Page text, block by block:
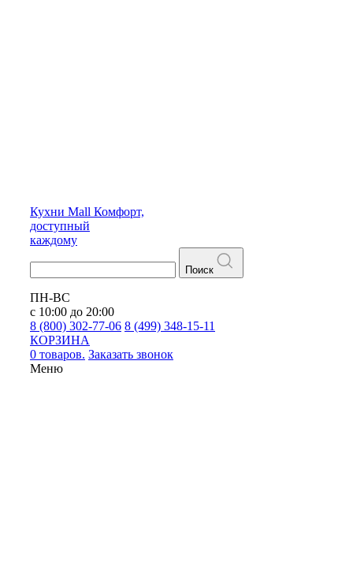
Кухни Mall Комфорт,
доступный
каждому
Поиск
ПН-ВС
с 10:00 до 20:00
8 (800) 302-77-06 8 (499) 348-15-11
КОРЗИНА
0 товаров. Заказать звонок
Меню